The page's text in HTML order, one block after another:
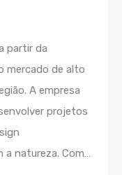
partir da
mercado de alto
A empresa
projetos
a natureza. Com…